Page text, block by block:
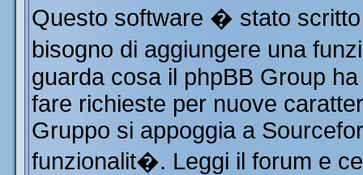
Questo software � stato
bisogno di aggiungere una
guarda cosa il phpBB Group
fare richieste per nuove
Gruppo si appoggia a
funzionalit�. Leggi il forum e